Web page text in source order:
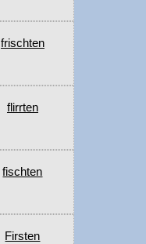
frischten
flirrten
fischten
Firsten